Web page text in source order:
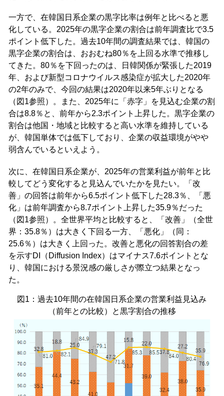
一方で、在韓国日系企業の黒字比率は例年と比べると悪
化している。2025年の黒字企業の割合は前年調査比で3.5
ポイント低下した。過去10年間の調査結果では、韓国の
黒字企業の割合は、おおむね80％を上回る水準で推移し
てきた。80％を下回ったのは、日韓関係が緊張した2019
年、および新型コロナウイルス感染症が拡大した2020年
の2年のみで、今回の結果は2020年以来5年ぶりとなる
（図1参照）。また、2025年に「赤字」を見込む企業の割
合は8.8％と、前年から2.3ポイント上昇した。黒字企業の
割合は他国・地域と比較すると高い水準を維持している
が、韓国単体では低下しており、企業の収益環境がやや
弱含んでいるといえよう。
次に、在韓国日系企業が、2025年の営業利益が前年と比
較してどう変化すると見込んでいたかを見たい。「改
善」の回答は前年から6.5ポイント低下した28.3％、「悪
化」は前年調査から8.7ポイント上昇した35.9％だった
（図1参照）。全世界平均と比較すると、「改善」（全世
界：35.8％）は大きく下回る一方、「悪化」（同：
25.6％）は大きく上回った。改善と悪化の回答割合の差
を示すDI（Diffusion Index）はマイナス7.6ポイントとな
り、韓国における景況感の厳しさが際立つ結果となっ
た。
図1：過去10年間の在韓国日系企業の営業利益見込み
（前年との比較）と黒字割合の推移